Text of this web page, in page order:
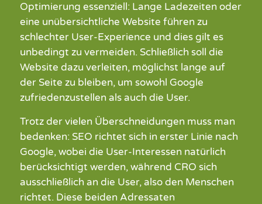
Optimierung essenziell: Lange Ladezeiten oder
eine unübersichtliche Website führen zu
schlechter User-Experience und dies gilt es
unbedingt zu vermeiden. Schließlich soll die
Website dazu verleiten, möglichst lange auf
der Seite zu bleiben, um sowohl Google
zufriedenzustellen als auch die User.
Trotz der vielen Überschneidungen muss man
bedenken: SEO richtet sich in erster Linie nach
Google,wobei die User-Interessen natürlich
berücksichtigt werden,während CRO sich
ausschließlich an die User, also den Menschen
richtet. Diese beiden Adressaten